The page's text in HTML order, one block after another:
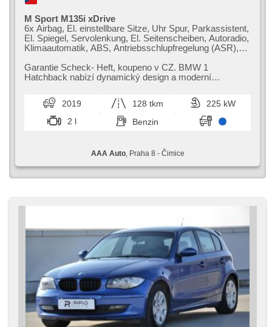
M Sport M135i xDrive
6x Airbag, El. einstellbare Sitze, Uhr Spur, Parkassistent,
El. Spiegel, Servolenkung, El. Seitenscheiben, Autoradio,
Klimaautomatik, ABS, Antriebsschlupfregelung (ASR),
Elektronisches Stabilitätsprogramm (ESP), beheizte
Sitze, head-up display, Scheibenwischersensor, starten
Antrieb 4x4
Garantie Scheck​- Heft,​ koupeno v CZ. BMW 1
Hatchback nabízí dynamický design a moderní
2019 128 tkm
225 kW
2 l
Benzin
AAA Auto, Praha 8 - Čimice